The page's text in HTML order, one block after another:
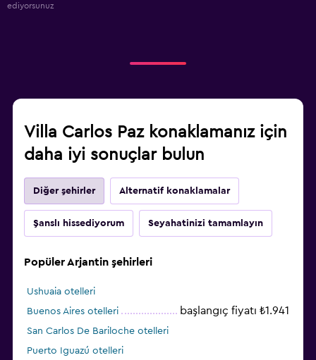
ediyorsunuz
Villa Carlos Paz konaklamanız için
daha iyi sonuçlar bulun
Diğer şehirler Alternatif konaklamalar
Şanslı hissediyorum Seyahatinizi tamamlayın
Popüler Arjantin şehirleri
Ushuaia otelleri
Buenos Aires otelleri
başlangıç fiyatı ₺1.941
San Carlos De Bariloche otelleri
Puerto Iguazú otelleri